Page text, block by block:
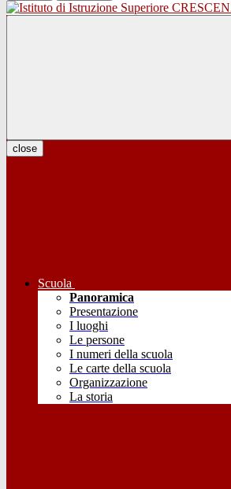
close
Scuola
Panoramica
Presentazione
I luoghi
Le persone
I numeri della scuola
Le carte della scuola
Organizzazione
La storia